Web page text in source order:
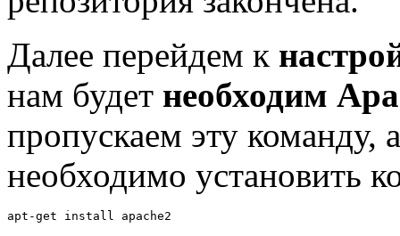
Далее перейдем к
нам будет необходим
пропускаем эту команду,
необходимо установить
apt-get install apache2